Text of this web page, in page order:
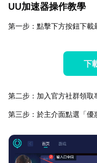
UU加速器操作教學
第一步：點擊下方按鈕下載
下
第二步：加入官方社群領取
第三步：於主介面點選「